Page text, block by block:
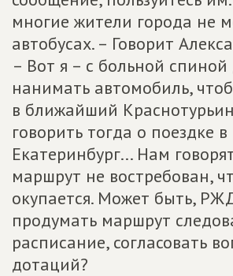
многие жители города не
автобусах. – Говорит
– Вот я – с больной
нанимать автомобиль,
в ближайший
говорить тогда о поездке в
Екатеринбург... Нам
маршрут не востребован,
окупается. Может быть,
продумать маршрут
расписание, согласовать
дотаций?